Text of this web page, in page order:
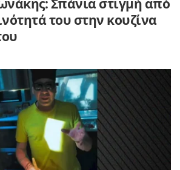
Σπάνια στιγμή από
του στην κουζίνα